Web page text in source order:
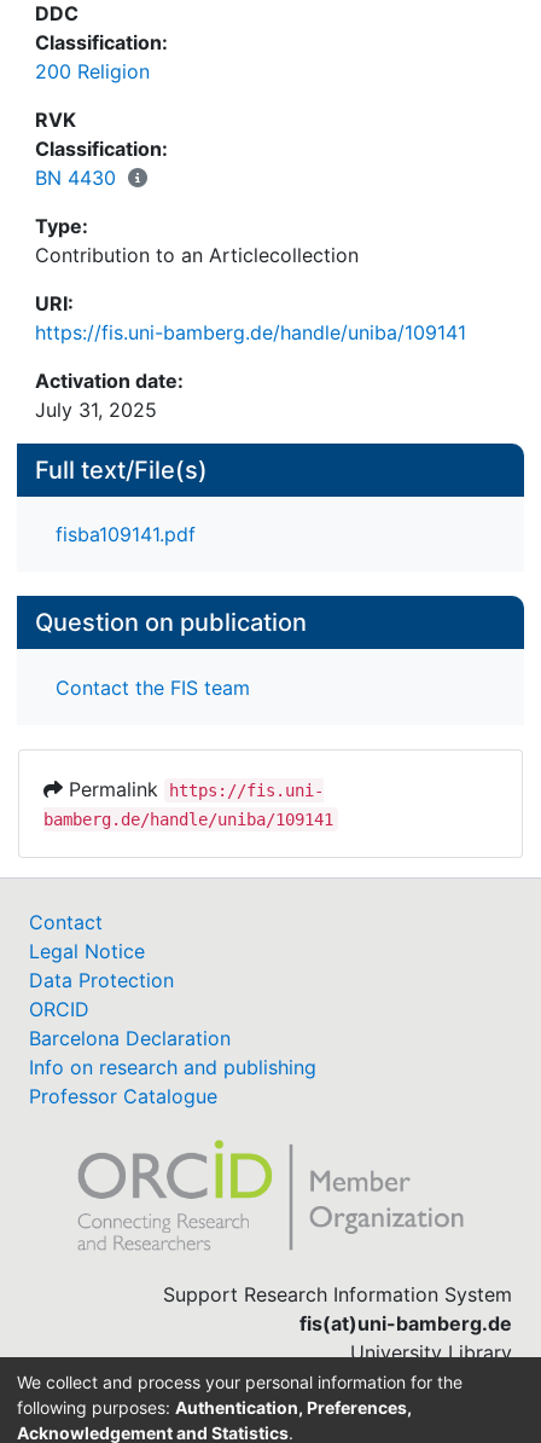
DDC
Classification:
200 Religion
RVK
Classification:
BN 4430
Type:
Contribution to an Articlecollection
URI:
https://fis.uni-bamberg.de/handle/uniba/109141
Activation date:
July 31, 2025
Full text/File(s)
fisba109141.pdf
Question on publication
Contact the FIS team
Permalink
https://fis.uni-
bamberg.de/handle/uniba/109141
Contact
Legal Notice
Data Protection
ORCID
Barcelona Declaration
Info on research and publishing
Professor Catalogue
Support Research Information System
fis(at)uni-bamberg.de
University Library
(0951) 863-1568
We collect and process your personal information for the
following purposes: Authentication, Preferences,
Acknowledgement and Statistics.